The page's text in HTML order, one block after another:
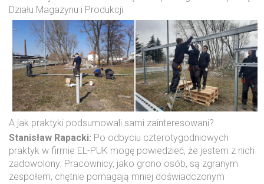
Działu Magazynu i Produkcji.
A jak praktyki podsumowali sami zainteresowani?
Stanisław Rapacki: Po odbyciu czterotygodniowych
praktyk w firmie EL-PUK mogę powiedzieć, że jestem z nich
zadowolony. Pracownicy, jako grono osób, są zgranym
zespołem, chętnie pomagają mniej doświadczonym